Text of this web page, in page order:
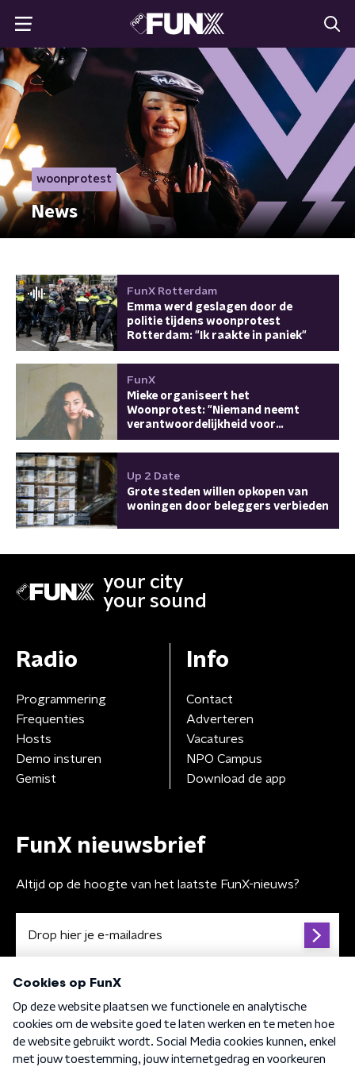
woonprotest
News
FunX Rotterdam
Emma werd geslagen door de
politie tijdens woonprotest
Rotterdam: "Ik raakte in paniek"
FunX
Mieke organiseert het
Woonprotest: "Niemand neemt
verantwoordelijkheid voor
daklozen"
Up 2 Date
Grote steden willen opkopen van
woningen door beleggers verbieden
your city
your sound
Radio
Programmering
Frequenties
Hosts
Demo insturen
Gemist
Info
Contact
Adverteren
Vacatures
NPO Campus
Download de app
FunX nieuwsbrief
Altijd op de hoogte van het laatste FunX-nieuws?
Algemene voorwaarden Privacybeleid